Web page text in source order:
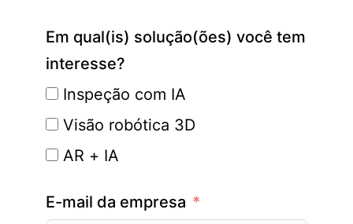
Em qual(is) solução(ões) você tem
interesse?
Inspeção com IA
Visão robótica 3D
AR + IA
E-mail da empresa